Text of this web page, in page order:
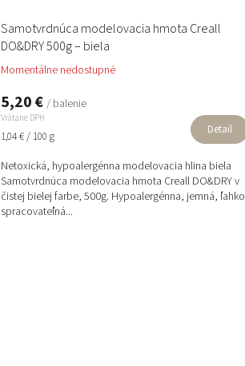
Samotvrdnúca modelovacia hmota Creall
DO&DRY 500g – biela
Momentálne nedostupné
5,20 € / balenie
Vrátane DPH
Jednotková
1,04 € / 100 g Detail
Netoxická, hypoalergénna modelovacia hlina biela
Samotvrdnúca modelovacia hmota Creall DO&DRY v
čistej bielej farbe, 500g. Hypoalergénna, jemná, ľahko
spracovateľná...